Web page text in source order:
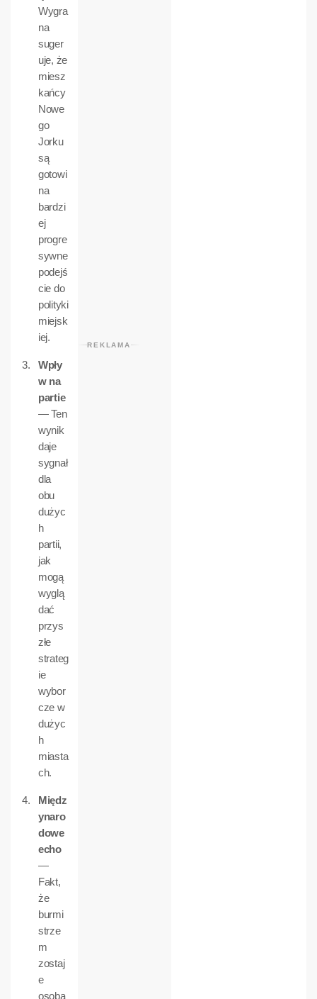
Wygra
na
suger
uje, że
miesz
kańcy
Nowe
go
Jorku
są
gotowi
na
bardzi
ej
progre
sywne
podejś
cie do
polityki
miejsk
iej.
Wpły
w na
partie
— Ten
wynik
daje
sygnał
dla
obu
dużyc
h
partii,
jak
mogą
wyglą
dać
przys
złe
strateg
ie
wybor
cze w
dużyc
h
miasta
ch.
Międz
ynaro
dowe
echo
—
Fakt,
że
burmi
strze
m
zostaj
e
osoba
REKLAMA